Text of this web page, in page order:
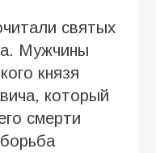
святых
Мужчины
князя
который
смерти